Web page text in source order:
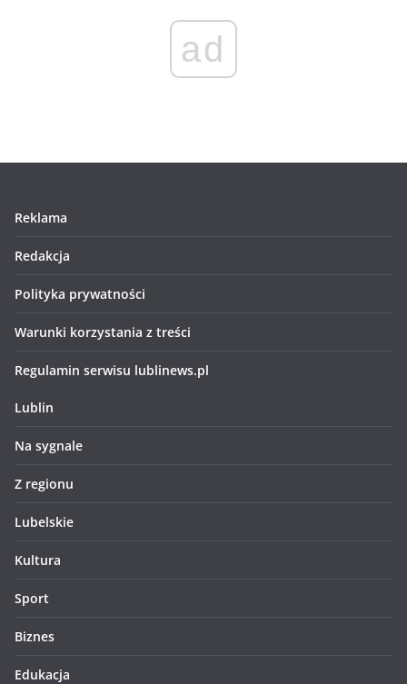
ad
Reklama
Redakcja
Polityka prywatności
Warunki korzystania z treści
Regulamin serwisu lublinews.pl
Lublin
Na sygnale
Z regionu
Lubelskie
Kultura
Sport
Biznes
Edukacja